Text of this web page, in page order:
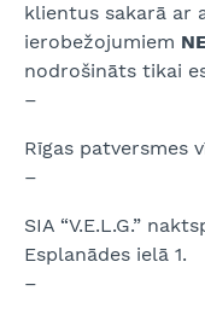
klientus sakarā ar
ierobežojumiem
nodrošināts tikai
–
Rīgas patversmes
–
SIA “V.E.L.G.”
Esplanādes ielā 1.
–